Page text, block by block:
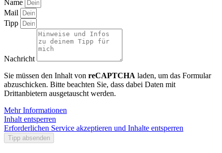
Name
Mail
Tipp
Nachricht
Sie müssen den Inhalt von reCAPTCHA laden, um das Formular
abzuschicken. Bitte beachten Sie, dass dabei Daten mit
Drittanbietern ausgetauscht werden.
Mehr Informationen
Inhalt entsperren
Erforderlichen Service akzeptieren und Inhalte entsperren
Tipp absenden